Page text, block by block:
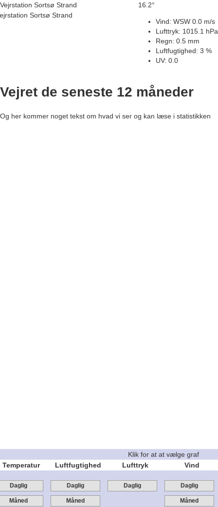
16.2°
Vind: WSW 0.0 m/s
Lufttryk: 1015.1 hPa
Regn: 0.5 mm
Luftfugtighed: 3 %
UV: 0.0
Vejrstation Sortsø Strand
Sortsø Strand
Vejret de seneste 12 måneder
Og her kommer noget tekst om hvad vi ser og kan læse i statistikken
Klik for at at vælge graf
Temperatur
Luftfugtighed Lufttryk Vind
Daglig
Måned
Daglig
Måned
Daglig Daglig
Måned